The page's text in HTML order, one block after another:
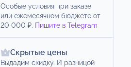
Особые условия при заказе
или ежемесячном бюджете от
20 000 ₽. Пишите в Telegram
Скрытые цены
Выдадим скидку. И разницой